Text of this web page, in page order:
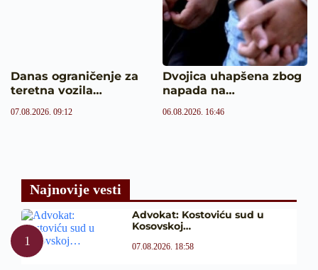
Danas ograničenje za
teretna vozila…
07.08.2026. 09:12
Dvojica uhapšena zbog
napada na…
06.08.2026. 16:46
Najnovije vesti
Advokat: Kostoviću sud u
Kosovskoj…
07.08.2026. 18:58